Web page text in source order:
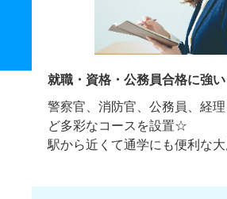
就職・資格・公務員合格に強い
警察官、消防官、公務員、経
ど多彩なコースを設置☆
駅から近くて通学にも便利な大